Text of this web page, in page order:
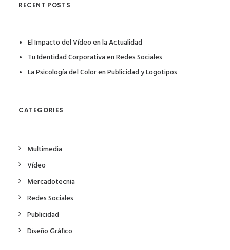
RECENT POSTS
El Impacto del Vídeo en la Actualidad
Tu Identidad Corporativa en Redes Sociales
La Psicología del Color en Publicidad y Logotipos
CATEGORIES
Multimedia
Vídeo
Mercadotecnia
Redes Sociales
Publicidad
Diseño Gráfico